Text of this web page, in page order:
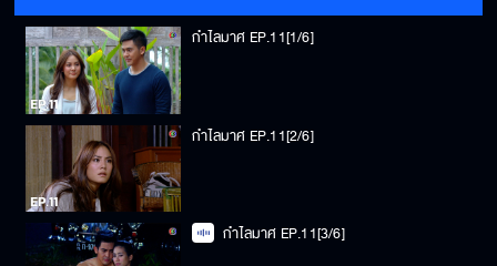
กำไลมาศ EP.11[1/6]
กำไลมาศ EP.11[2/6]
กำไลมาศ EP.11[3/6]